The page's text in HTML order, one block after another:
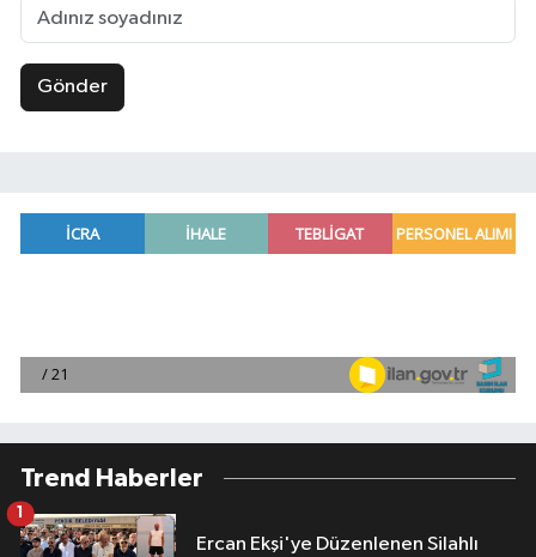
Gönder
Trend Haberler
Ercan Ekşi'ye Düzenlenen Silahlı
1